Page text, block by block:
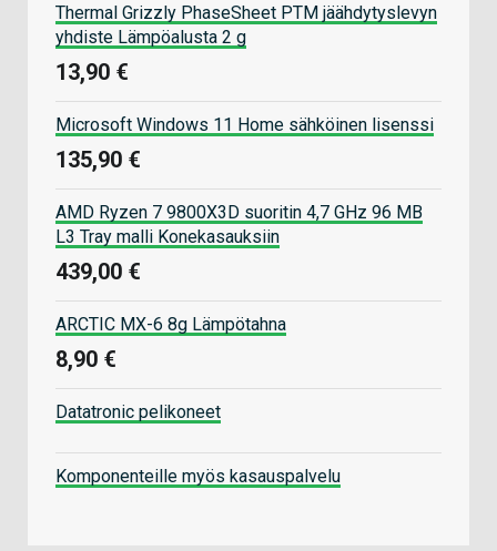
Thermal Grizzly PhaseSheet PTM jäähdytyslevyn
yhdiste Lämpöalusta 2 g
13,90 €
Microsoft Windows 11 Home sähköinen lisenssi
135,90 €
AMD Ryzen 7 9800X3D suoritin 4,7 GHz 96 MB
L3 Tray malli Konekasauksiin
439,00 €
ARCTIC MX-6 8g Lämpötahna
8,90 €
Datatronic pelikoneet
Komponenteille myös kasauspalvelu